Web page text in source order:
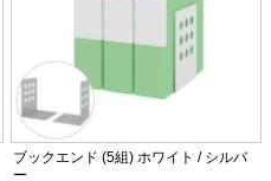
ブックエンド (5組) ホワイト / シルバ
ー